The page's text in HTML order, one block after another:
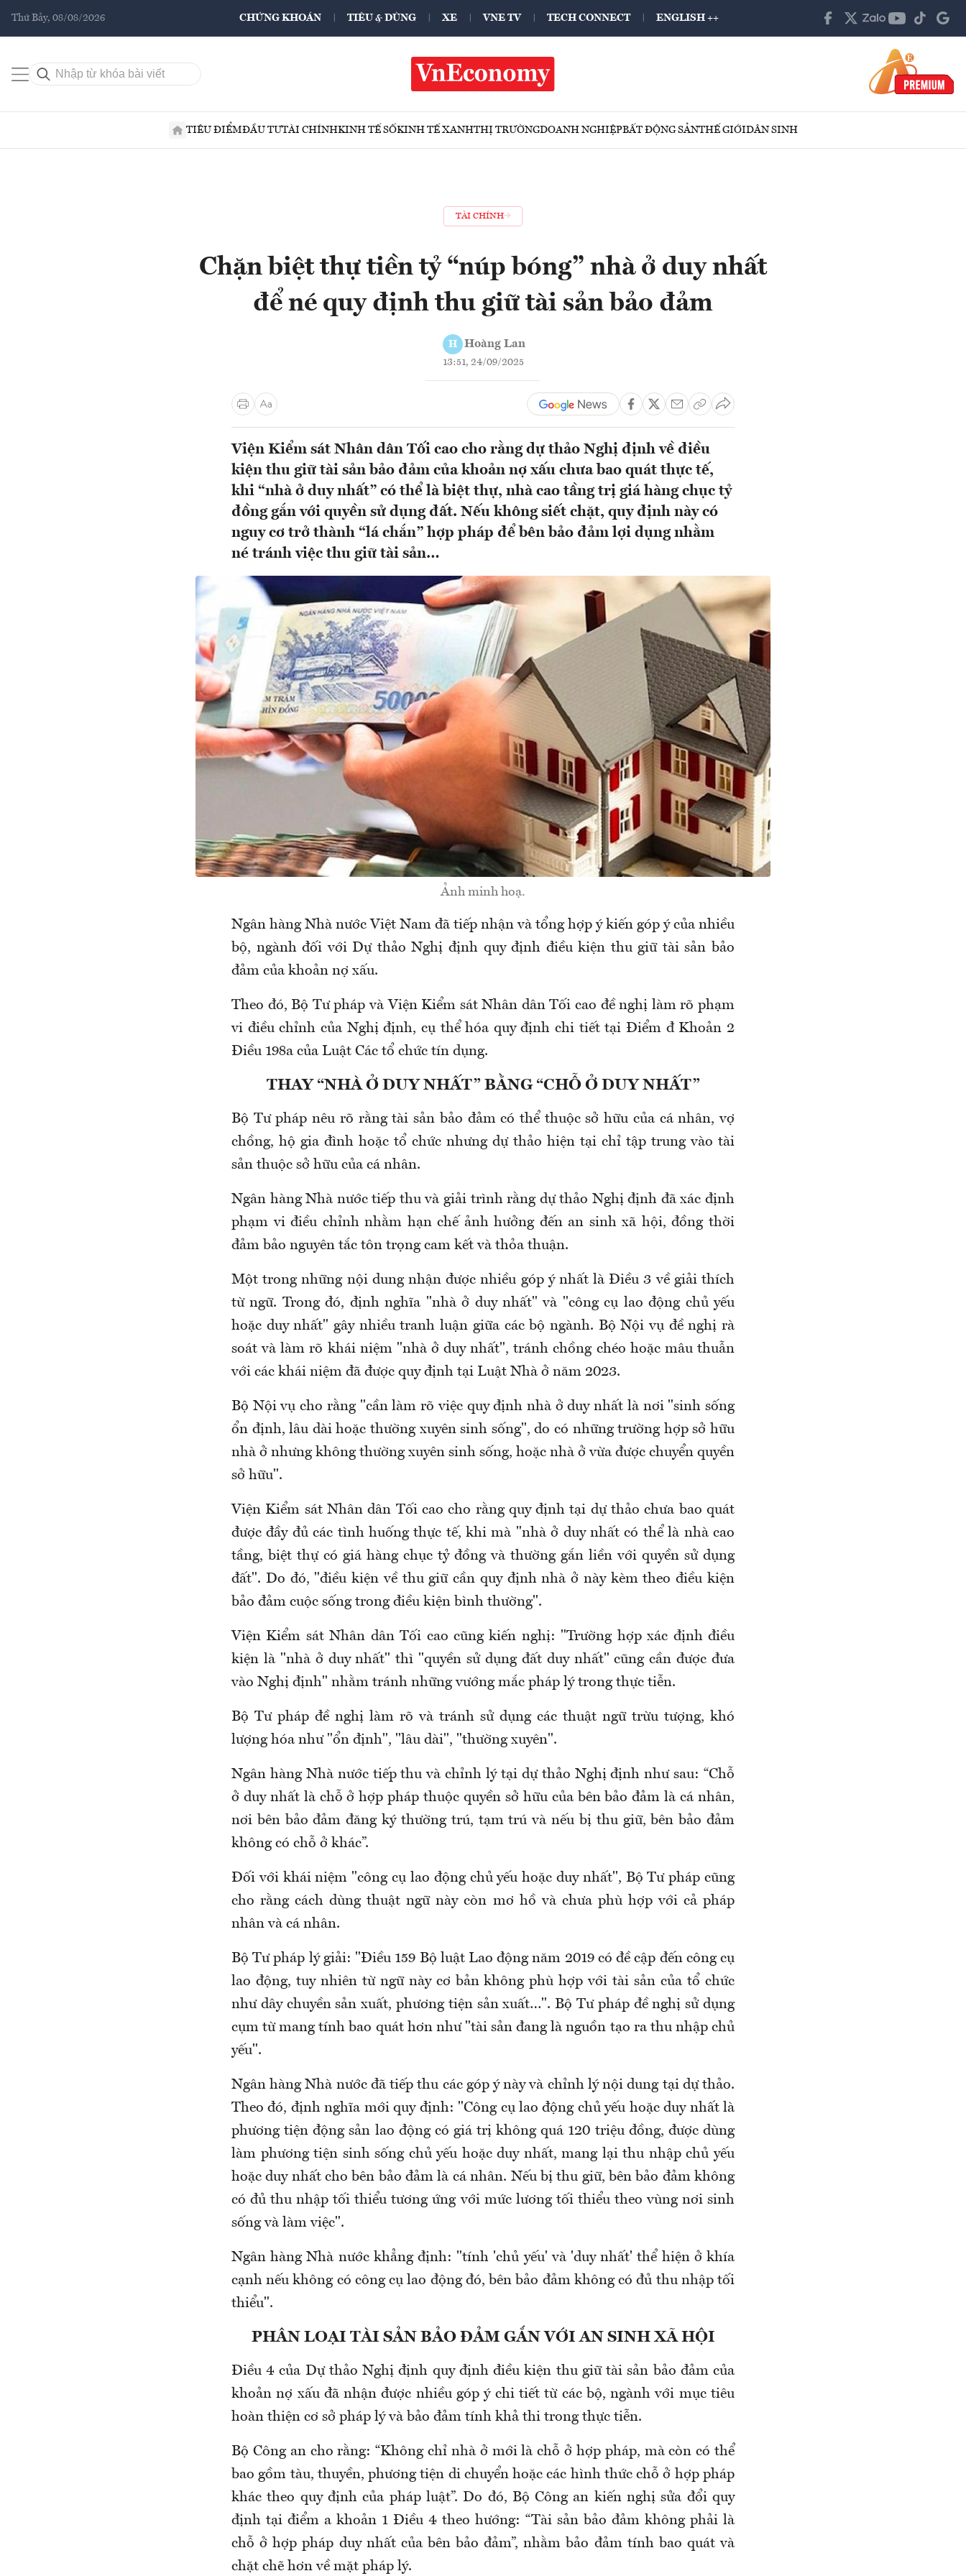
Thứ Bảy, 08/08/2026 CHỨNG KHOÁN TIÊU & DÙNG XE VNE TV TECH CONNECT ENGLISH ++
TIÊU ĐIỂMĐẦU TƯTÀI CHÍNHKINH TẾ SỐKINH TẾ XANHTHỊ TRƯỜNGDOANH NGHIỆPBẤT ĐỘNG SẢNTHẾ GIỚIDÂN SINH
TÀI CHÍNH
Chặn biệt thự tiền tỷ “núp bóng” nhà ở duy nhất
để né quy định thu giữ tài sản bảo đảm
H Hoàng Lan
13:51, 24/09/2025
Viện Kiểm sát Nhân dân Tối cao cho rằng dự thảo Nghị định về điều
kiện thu giữ tài sản bảo đảm của khoản nợ xấu chưa bao quát thực tế,
khi “nhà ở duy nhất” có thể là biệt thự, nhà cao tầng trị giá hàng chục tỷ
đồng gắn với quyền sử dụng đất. Nếu không siết chặt, quy định này có
nguy cơ trở thành “lá chắn” hợp pháp để bên bảo đảm lợi dụng nhằm
né tránh việc thu giữ tài sản…
Ảnh minh hoạ.
Ngân hàng Nhà nước Việt Nam đã tiếp nhận và tổng hợp ý kiến góp ý của nhiều
bộ, ngành đối với Dự thảo Nghị định quy định điều kiện thu giữ tài sản bảo
đảm của khoản nợ xấu.
Theo đó, Bộ Tư pháp và Viện Kiểm sát Nhân dân Tối cao đề nghị làm rõ phạm
vi điều chỉnh của Nghị định, cụ thể hóa quy định chi tiết tại Điểm đ Khoản 2
Điều 198a của Luật Các tổ chức tín dụng.
THAY “NHÀ Ở DUY NHẤT” BẰNG “CHỖ Ở DUY NHẤT”
Bộ Tư pháp nêu rõ rằng tài sản bảo đảm có thể thuộc sở hữu của cá nhân, vợ
chồng, hộ gia đình hoặc tổ chức nhưng dự thảo hiện tại chỉ tập trung vào tài
sản thuộc sở hữu của cá nhân.
Ngân hàng Nhà nước tiếp thu và giải trình rằng dự thảo Nghị định đã xác định
phạm vi điều chỉnh nhằm hạn chế ảnh hưởng đến an sinh xã hội, đồng thời
đảm bảo nguyên tắc tôn trọng cam kết và thỏa thuận.
Một trong những nội dung nhận được nhiều góp ý nhất là Điều 3 về giải thích
từ ngữ. Trong đó, định nghĩa "nhà ở duy nhất" và "công cụ lao động chủ yếu
hoặc duy nhất" gây nhiều tranh luận giữa các bộ ngành. Bộ Nội vụ đề nghị rà
soát và làm rõ khái niệm "nhà ở duy nhất", tránh chồng chéo hoặc mâu thuẫn
với các khái niệm đã được quy định tại Luật Nhà ở năm 2023.
Bộ Nội vụ cho rằng "cần làm rõ việc quy định nhà ở duy nhất là nơi "sinh sống
ổn định, lâu dài hoặc thường xuyên sinh sống", do có những trường hợp sở hữu
nhà ở nhưng không thường xuyên sinh sống, hoặc nhà ở vừa được chuyển quyền
sở hữu".
Viện Kiểm sát Nhân dân Tối cao cho rằng quy định tại dự thảo chưa bao quát
được đầy đủ các tình huống thực tế, khi mà "nhà ở duy nhất có thể là nhà cao
tầng, biệt thự có giá hàng chục tỷ đồng và thường gắn liền với quyền sử dụng
đất". Do đó, "điều kiện về thu giữ cần quy định nhà ở này kèm theo điều kiện
bảo đảm cuộc sống trong điều kiện bình thường".
Viện Kiểm sát Nhân dân Tối cao cũng kiến nghị: "Trường hợp xác định điều
kiện là "nhà ở duy nhất" thì "quyền sử dụng đất duy nhất" cũng cần được đưa
vào Nghị định" nhằm tránh những vướng mắc pháp lý trong thực tiễn.
Bộ Tư pháp đề nghị làm rõ và tránh sử dụng các thuật ngữ trừu tượng, khó
lượng hóa như "ổn định", "lâu dài", "thường xuyên".
Ngân hàng Nhà nước tiếp thu và chỉnh lý tại dự thảo Nghị định như sau: “Chỗ
ở duy nhất là chỗ ở hợp pháp thuộc quyền sở hữu của bên bảo đảm là cá nhân,
nơi bên bảo đảm đăng ký thường trú, tạm trú và nếu bị thu giữ, bên bảo đảm
không có chỗ ở khác”.
Đối với khái niệm "công cụ lao động chủ yếu hoặc duy nhất", Bộ Tư pháp cũng
cho rằng cách dùng thuật ngữ này còn mơ hồ và chưa phù hợp với cả pháp
nhân và cá nhân.
Bộ Tư pháp lý giải: "Điều 159 Bộ luật Lao động năm 2019 có đề cập đến công cụ
lao động, tuy nhiên từ ngữ này cơ bản không phù hợp với tài sản của tổ chức
như dây chuyền sản xuất, phương tiện sản xuất…". Bộ Tư pháp đề nghị sử dụng
cụm từ mang tính bao quát hơn như "tài sản đang là nguồn tạo ra thu nhập chủ
yếu".
Ngân hàng Nhà nước đã tiếp thu các góp ý này và chỉnh lý nội dung tại dự thảo.
Theo đó, định nghĩa mới quy định: "Công cụ lao động chủ yếu hoặc duy nhất là
phương tiện động sản lao động có giá trị không quá 120 triệu đồng, được dùng
làm phương tiện sinh sống chủ yếu hoặc duy nhất, mang lại thu nhập chủ yếu
hoặc duy nhất cho bên bảo đảm là cá nhân. Nếu bị thu giữ, bên bảo đảm không
có đủ thu nhập tối thiểu tương ứng với mức lương tối thiểu theo vùng nơi sinh
sống và làm việc".
Ngân hàng Nhà nước khẳng định: "tính 'chủ yếu' và 'duy nhất' thể hiện ở khía
cạnh nếu không có công cụ lao động đó, bên bảo đảm không có đủ thu nhập tối
thiểu".
PHÂN LOẠI TÀI SẢN BẢO ĐẢM GẮN VỚI AN SINH XÃ HỘI
Điều 4 của Dự thảo Nghị định quy định điều kiện thu giữ tài sản bảo đảm của
khoản nợ xấu đã nhận được nhiều góp ý chi tiết từ các bộ, ngành với mục tiêu
hoàn thiện cơ sở pháp lý và bảo đảm tính khả thi trong thực tiễn.
Bộ Công an cho rằng: “Không chỉ nhà ở mới là chỗ ở hợp pháp, mà còn có thể
bao gồm tàu, thuyền, phương tiện di chuyển hoặc các hình thức chỗ ở hợp pháp
khác theo quy định của pháp luật”. Do đó, Bộ Công an kiến nghị sửa đổi quy
định tại điểm a khoản 1 Điều 4 theo hướng: “Tài sản bảo đảm không phải là
chỗ ở hợp pháp duy nhất của bên bảo đảm”, nhằm bảo đảm tính bao quát và
chặt chẽ hơn về mặt pháp lý.